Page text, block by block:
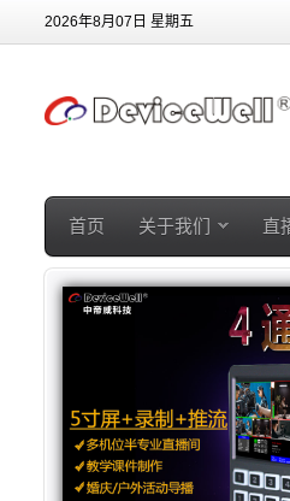
2026年8月07日 星期五
首页 关于我们 直